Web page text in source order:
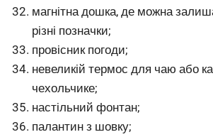
магнітна дошка, де можна
різні позначки;
провісник погоди;
невеликій термос для чаю або
чехольчике;
настільний фонтан;
палантин з шовку;